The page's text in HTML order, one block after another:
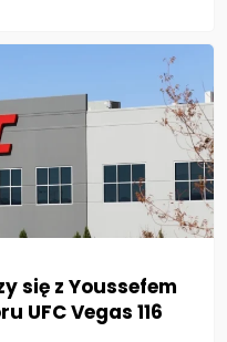
się z Youssefem
UFC Vegas 116